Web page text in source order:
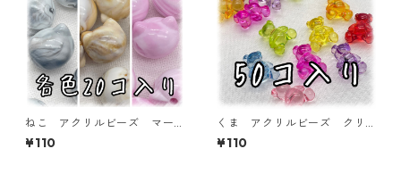
ねこ アクリルビーズ マー
ブル模様 20個入り【AB-Mn
eko】
¥110
くま アクリルビーズ クリ
アミックス 50個入り【AB-B
R-ｃ2】
¥110